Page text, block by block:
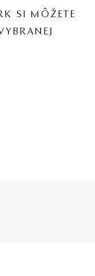
SI MÔŽETE